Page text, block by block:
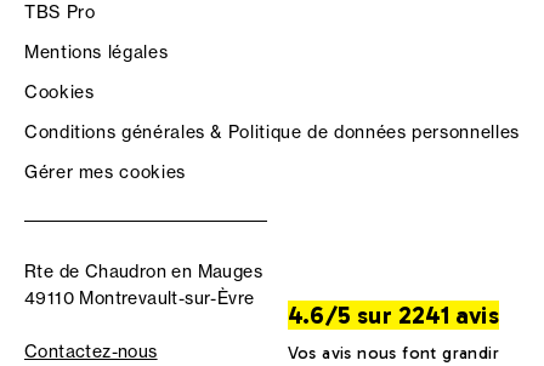
TBS Pro
Mentions légales
Cookies
Conditions générales & Politique de données personnelles
Gérer mes cookies
Rte de Chaudron en Mauges
49110 Montrevault-sur-Èvre
Contactez-nous
4.6/5 sur 2241 avis
Vos avis nous font grandir